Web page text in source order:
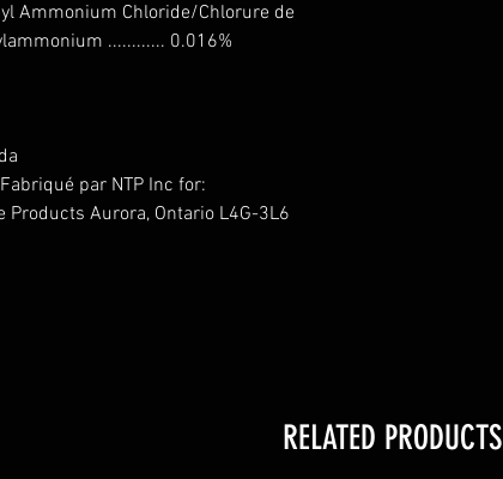
Ammonium Chloride/Chlorure de
............ 0.016%
par NTP Inc for:
Products Aurora, Ontario L4G-3L6
RELATED PRODUCTS